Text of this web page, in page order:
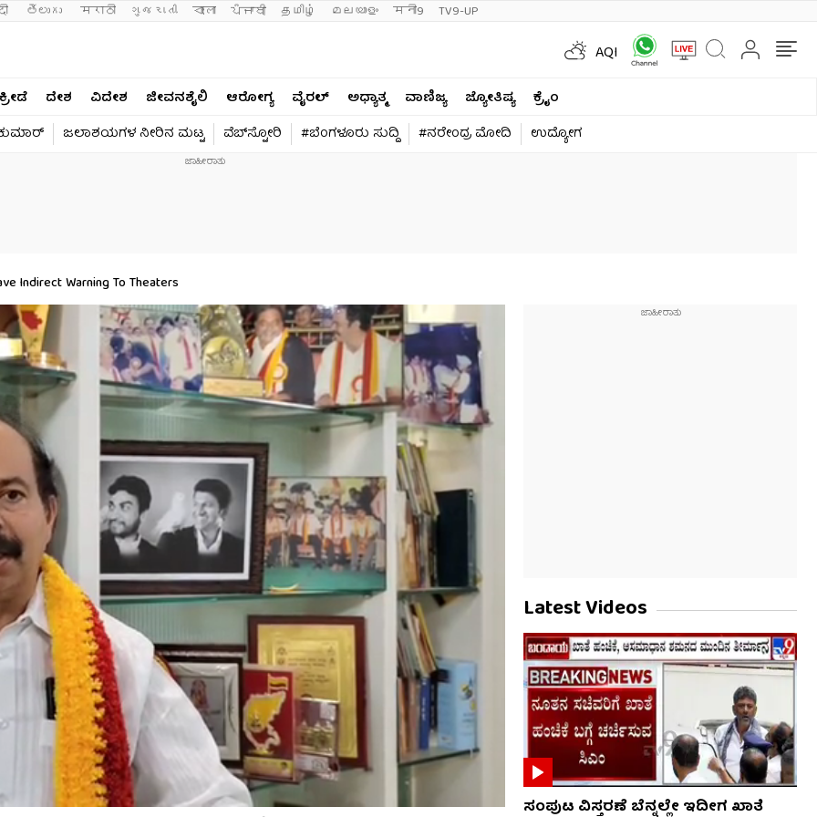
తెలుగు मराठी ગુજરાતી বাংলা ਪੰਜਾਬੀ தமிழ் മലയാളം मनी9 TV9-UP
AQI
ಕ್ರೀಡೆ ದೇಶ ವಿದೇಶ ಜೀವನಶೈಲಿ ಆರೋಗ್ಯ ವೈರಲ್​ ಅಧ್ಯಾತ್ಮ ವಾಣಿಜ್ಯ ಜ್ಯೋತಿಷ್ಯ
ಕ್ರೈಂ
ಜಲಾಶಯಗಳ ನೀರಿನ ಮಟ್ಟ ವೆಬ್​ಸ್ಟೋರಿ #ಬೆಂಗಳೂರು ಸುದ್ದಿ #ನರೇಂದ್ರ ಮೋದಿ ಉದ್ಯೋಗ
Indirect Warning To Theaters
Latest Videos
ಸಂಪುಟ ವಿಸ್ತರಣೆ ಬೆನ್ನಲ್ಲೇ ಇದೀಗ ಖಾತೆ